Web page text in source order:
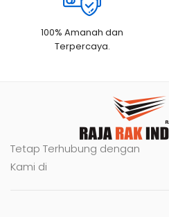
100% Amanah dan
Terpercaya.
Tetap Terhubung dengan
Kami di